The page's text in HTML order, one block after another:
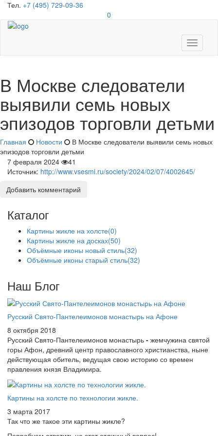
Тел. +7 (495) 729-09-36
0
Toggle
В Москве следователи
выявили семь новых
эпизодов торговли детьми
Главная Новости
В Москве следователи выявили семь новых
эпизодов торговли детьми
7 февраля 2024
41
Источник: http://www.vsesmi.ru/society/2024/02/07/4002645/
Добавить комментарий
Каталог
Картины жикле на холсте(0)
Картины жикле на досках(50)
Объёмные иконы новый стиль(32)
Объёмные иконы старый стиль(32)
Наш Блог
Русский Свято-Пантелеимонов монастырь на Афоне
8 октября 2018
Русский Свято-Пантелеимонов монастырь - жемчужина святой
горы Афон, древний центр православного христианства, ныне
действующая обитель, ведущая свою историю со времен
правления князя Владимира.
Картины на холсте по технологии жикле.
3 марта 2017
Так что же такое эти картины жикле?